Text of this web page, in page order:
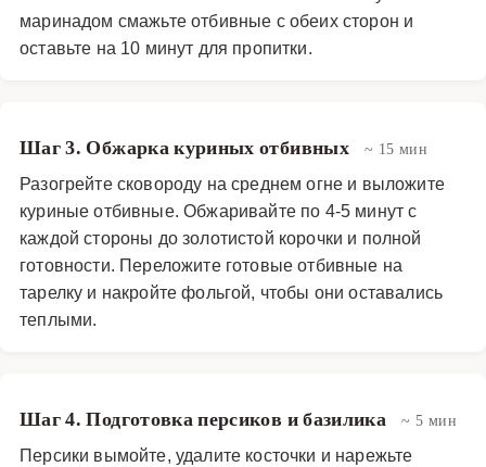
маринадом смажьте отбивные с обеих сторон и
оставьте на 10 минут для пропитки.
Шаг 3. Обжарка куриных отбивных ~ 15 мин
Разогрейте сковороду на среднем огне и выложите
куриные отбивные. Обжаривайте по 4-5 минут с
каждой стороны до золотистой корочки и полной
готовности. Переложите готовые отбивные на
тарелку и накройте фольгой, чтобы они оставались
теплыми.
Шаг 4. Подготовка персиков и базилика ~ 5 мин
Персики вымойте, удалите косточки и нарежьте